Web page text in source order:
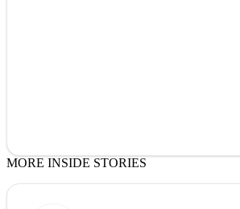
MORE INSIDE STORIES